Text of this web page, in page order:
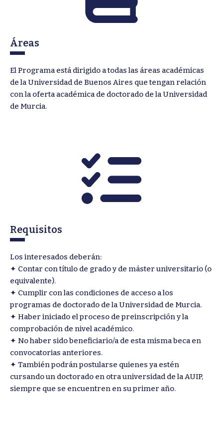
Áreas
El Programa está dirigido a todas las áreas académicas
de la Universidad de Buenos Aires que tengan relación
con la oferta académica de doctorado de la Universidad
de Murcia.
Requisitos
Los interesados deberán:
✦ Contar con título de grado y de máster universitario (o
equivalente).
✦ Cumplir con las condiciones de acceso a los
programas de doctorado de la Universidad de Murcia.
✦ Haber iniciado el proceso de preinscripción y la
comprobación de nivel académico.
✦ No haber sido beneficiario/a de esta misma beca en
convocatorias anteriores.
✦ También podrán postularse quienes ya estén
cursando un doctorado en otra universidad de la AUIP,
siempre que se encuentren en su primer año.